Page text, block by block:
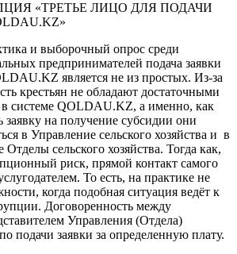
«ТРЕТЬЕ ЛИЦО ДЛЯ ПОДАЧИ
и выборочный опрос среди
предпринимателей подача заявки
является не из простых. Из-за
крестьян не обладают достаточными
системе QOLDAU.KZ, а именно, как
заявку на получение субсидии они
в Управление сельского хозяйства и в
сельского хозяйства. Тогда как,
риск, прямой контакт самого
То есть, на практике не
когда подобная ситуация ведёт к
Договоренность между
Управления (Отдела)
подачи заявки за определенную плату.